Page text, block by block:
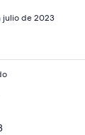
julio de 2023